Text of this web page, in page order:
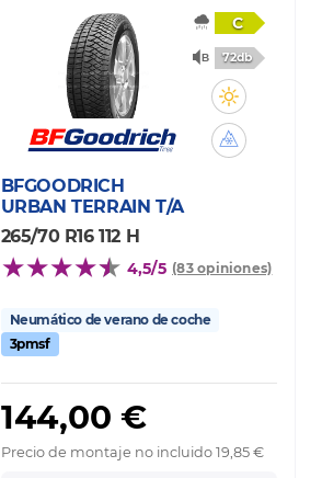
C
72db
BFGOODRICH
URBAN TERRAIN T/A
265/70 R16 112 H
4,5/5 (83 opiniones)
Neumático de verano de coche
3pmsf
144,00 €
Precio de montaje no incluido 19,85 €